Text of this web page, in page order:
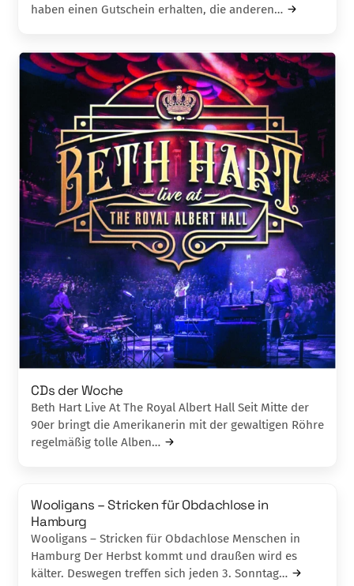
haben einen Gutschein erhalten, die anderen…
CDs der Woche
Beth Hart Live At The Royal Albert Hall Seit Mitte der
90er bringt die Amerikanerin mit der gewaltigen Röhre
regelmäßig tolle Alben…
Wooligans – Stricken für Obdachlose in
Hamburg
Wooligans – Stricken für Obdachlose Menschen in
Hamburg Der Herbst kommt und draußen wird es
kälter. Deswegen treffen sich jeden 3. Sonntag…